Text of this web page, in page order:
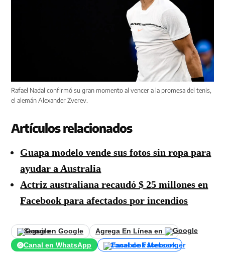
Rafael Nadal confirmó su gran momento al vencer a la promesa del tenis,
el alemán Alexander Zverev.
Artículos relacionados
Guapa modelo vende sus fotos sin ropa para
ayudar a Australia
Actriz australiana recaudó $ 25 millones en
Facebook para afectados por incendios
Seguir en Google
Agrega En Línea en
Canal en WhatsApp
Canal de Facebook